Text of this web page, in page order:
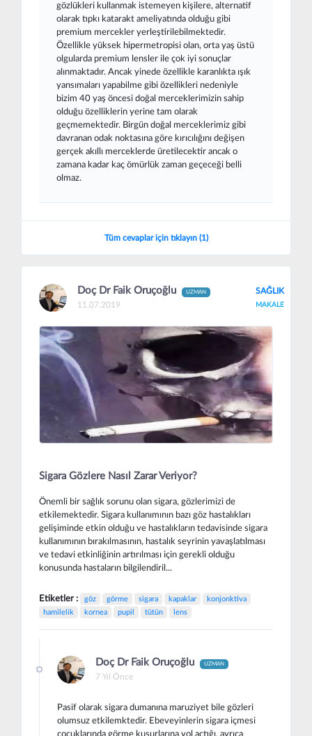
gözlükleri kullanmak istemeyen kişilere, alternatif
olarak tıpkı katarakt ameliyatında olduğu gibi
premium mercekler yerleştirilebilmektedir.
Özellikle yüksek hipermetropisi olan, orta yaş üstü
olgularda premium lensler ile çok iyi sonuçlar
alınmaktadır. Ancak yinede özellikle karanlıkta ışık
yansımaları yapabilme gibi özellikleri nedeniyle
bizim 40 yaş öncesi doğal merceklerimizin sahip
olduğu özelliklerin yerine tam olarak
geçmemektedir. Birgün doğal merceklerimiz gibi
davranan odak noktasına göre kırıcılığını değişen
gerçek akıllı merceklerde üretilecektir ancak o
zamana kadar kaç ömürlük zaman geçeceği belli
olmaz.
Tüm cevaplar için tıklayın (1)
Doç Dr Faik Oruçoğlu UZMAN
11.07.2019
SAĞLIK
MAKALE
Sigara Gözlere Nasıl Zarar Veriyor?
Önemli bir sağlık sorunu olan sigara, gözlerimizi de
etkilemektedir. Sigara kullanımının bazı göz hastalıkları
gelişiminde etkin olduğu ve hastalıkların tedavisinde sigara
kullanımının bırakılmasının, hastalık seyrinin yavaşlatılması
ve tedavi etkinliğinin artırılması için gerekli olduğu
konusunda hastaların bilgilendiril...
Etiketler : göz görme sigara kapaklar
konjonktiva
hamilelik
kornea pupil tütün lens
Doç Dr Faik Oruçoğlu UZMAN
7 Yıl Önce
Pasif olarak sigara dumanına maruziyet bile gözleri
olumsuz etkilemktedir. Ebeveyinlerin sigara içmesi
çocuklarında görme kusurlarına yol açtığı, ayrıca